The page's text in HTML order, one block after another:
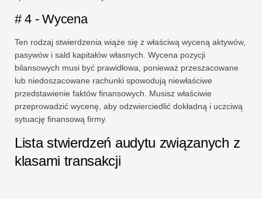
# 4 - Wycena
Ten rodzaj stwierdzenia wiąże się z właściwą wyceną aktywów,
pasywów i sald kapitałów własnych. Wycena pozycji
bilansowych musi być prawidłowa, ponieważ przeszacowane
lub niedoszacowane rachunki spowodują niewłaściwe
przedstawienie faktów finansowych. Musisz właściwie
przeprowadzić wycenę, aby odzwierciedlić dokładną i uczciwą
sytuację finansową firmy.
Lista stwierdzeń audytu związanych z
klasami transakcji